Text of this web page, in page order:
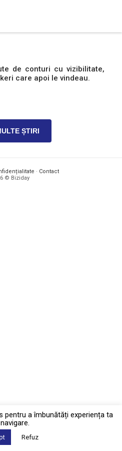
de conturi cu vizibilitate,
care apoi le vindeau.
ȘTIRI
· Contact
© Biziday
a îmbunătăți experiența ta
Refuz